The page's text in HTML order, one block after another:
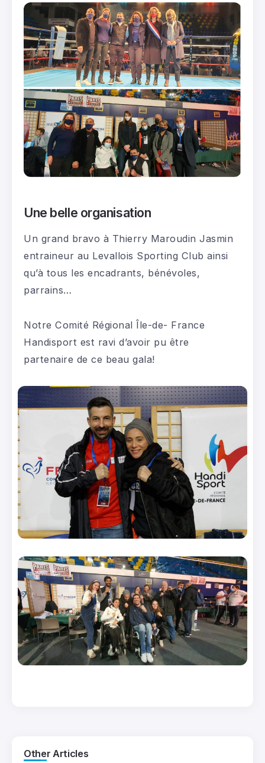
Une belle organisation
Un grand bravo à Thierry Maroudin Jasmin
entraineur au Levallois Sporting Club ainsi
qu’à tous les encadrants, bénévoles,
parrains…
Notre Comité Régional Île-de- France
Handisport est ravi d’avoir pu être
partenaire de ce beau gala!
Other Articles